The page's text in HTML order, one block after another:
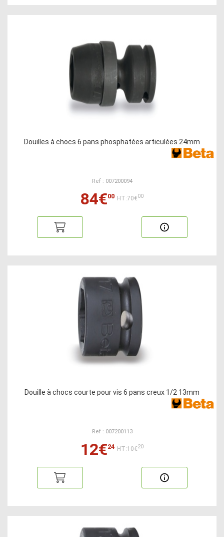
Douilles à chocs 6 pans phosphatées articulées 24mm
Ref : 007200094
84€00 HT:70€00
Douille à chocs courte pour vis 6 pans creux 1/2 13mm
Ref : 007200113
12€24 HT:10€20